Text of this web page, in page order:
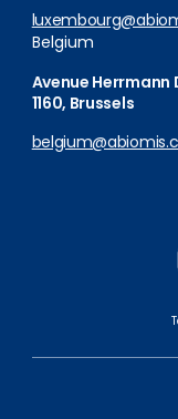
Belgium
Avenue Herrmann
1160, Brussels